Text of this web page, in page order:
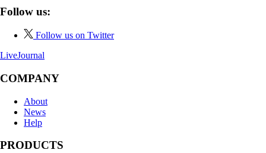
Follow us:
Follow us on Twitter
LiveJournal
COMPANY
About
News
Help
PRODUCTS